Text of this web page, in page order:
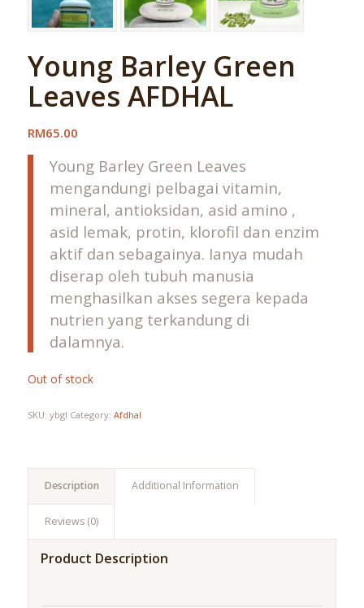
Young Barley Green
Leaves AFDHAL
RM65.00
Young Barley Green Leaves
mengandungi pelbagai vitamin,
mineral, antioksidan, asid amino ,
asid lemak, protin, klorofil dan enzim
aktif dan sebagainya. Ianya mudah
diserap oleh tubuh manusia
menghasilkan akses segera kepada
nutrien yang terkandung di
dalamnya.
Out of stock
SKU: ybgl Category: Afdhal
Description Additional Information
Reviews (0)
Product Description